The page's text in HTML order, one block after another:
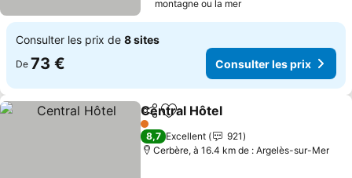
montagne ou la mer
Consulter les prix de 8 sites
De 73 € Consulter les prix
PartagerAjouter à mes favoris
Central Hôtel
1 Étoiles
8,7 Excellent
921
Cerbère, à 16.4 km de : Argelès-sur-Mer